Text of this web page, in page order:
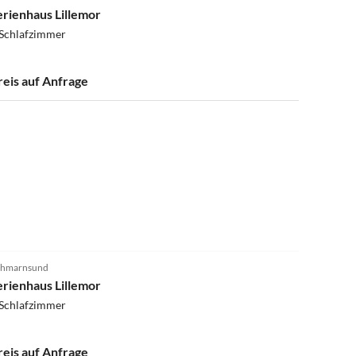
Lillemor
auf Anfrage
Lillemor
auf Anfrage